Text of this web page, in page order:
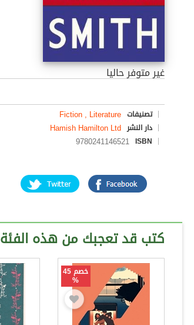
غير متوفر حاليا
تصنيفات Fiction , Literature
دار النشر Hamish Hamilton Ltd
ISBN
9780241146521
كتب قد تعجبك من هذه الفئة
خصم 45
%